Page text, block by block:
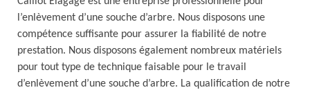
l’enlèvement d’une souche d’arbre. Nous disposons une
compétence suffisante pour assurer la fiabilité de notre
prestation. Nous disposons également nombreux matériels
pour tout type de technique faisable pour le travail
d’enlèvement d’une souche d’arbre. La qualification de notre